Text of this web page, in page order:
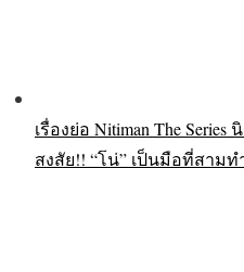
เรื่องย่อ Nitiman The
สงสัย!! “โน่” เป็นมือที่สามท